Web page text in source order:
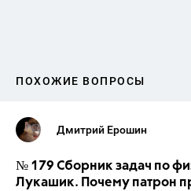
ПОХОЖИЕ ВОПРОСЫ
Дмитрий Ерошин
№ 179 Сборник задач по
Лукашик. Почему патрон